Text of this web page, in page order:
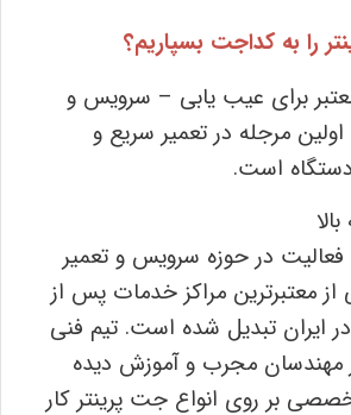
را به کداجت بسپاریم؟
برای عیب یابی – سرویس و
مرجله در تعمیر سریع و
است.
در حوزه سرویس و تعمیر
معتبرترین مراکز خدمات پس از
تبدیل شده است. تیم فنی
مجرب و آموزش ‌دیده
بر روی انواع جت پرینتر کار